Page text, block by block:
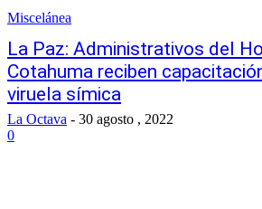
Miscelánea
La Paz: Administrativos del
Cotahuma reciben
viruela símica
La Octava - 30 agosto , 2022
0